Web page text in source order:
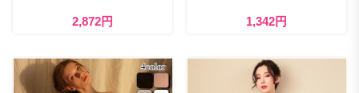
2,872円 1,342円